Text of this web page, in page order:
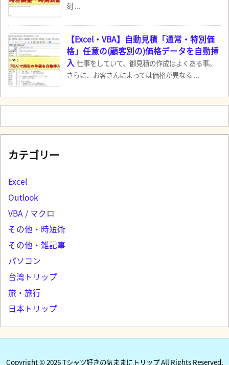
刻 ...
【Excel・VBA】自動見積「通常・特別価
格」任意の(顧客別の)価格データを自動挿
入 仕事をしていて、御見積の作成はよくある事。
さらに、お客さんによっては価格が異なる ...
カテゴリー
Excel
Outlook
VBA / マクロ
その他・時短術
その他・雑記事
パソコン
台湾トリップ
旅・旅行
日本トリップ
Copyright ©2026Tシャツ好きの気ままにトリップAll Rights Reserved.